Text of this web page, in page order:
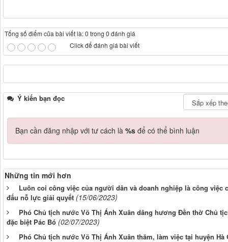
Tổng số điểm của bài viết là: 0 trong 0 đánh giá
Click để đánh giá bài viết
Ý kiến bạn đọc
Bạn cần đăng nhập với tư cách là %s để có thể bình luận
Những tin mới hơn
Luôn coi công việc của người dân và doanh nghiệp là công
đấu nỗ lực giải quyết (15/06/2023)
Phó Chủ tịch nước Võ Thị Ánh Xuân dâng hương Đền thờ Chủ
đặc biệt Pác Bó (02/07/2023)
Phó Chủ tịch nước Võ Thị Ánh Xuân thăm, làm việc tại huyện Hà